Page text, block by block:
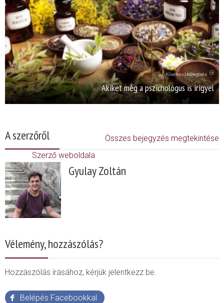
Következő bejegyzés
Akiket még a pszichológus is irigyel
A szerzőről
Összes bejegyzés megtekintése
Szerző weboldala
Gyulay Zoltán
Vélemény, hozzászólás?
Hozzászólás írásához, kérjük jelentkezz be.
Belépés Facebookkal